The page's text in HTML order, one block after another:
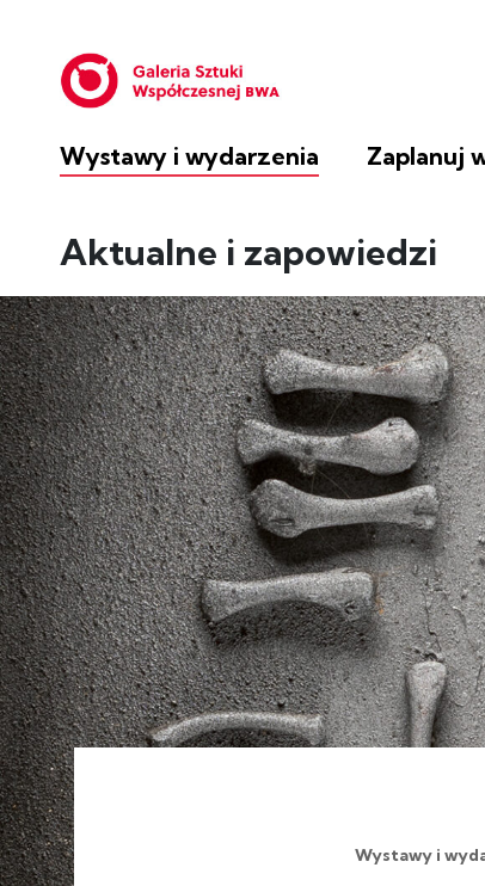
Wystawy i wydarzenia Zaplanuj
Aktualne i zapowiedzi
Wystawy i